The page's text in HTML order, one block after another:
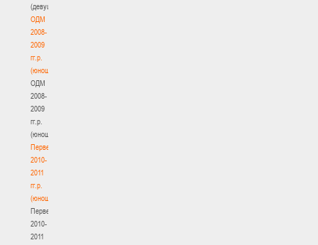
(девушки)
ОДМ
2008-
2009
гг.р.
(юноши)
ОДМ
2008-
2009
гг.р.
(юноши)
Первенство
2010-
2011
гг.р.
(юноши)
Первенство
2010-
2011